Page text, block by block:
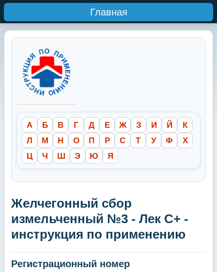
Главная
А Б В Г Д Е Ж З И Й
К
Л
М Н О П Р С Т У Ф
Х
Ц
Ч Ш Э Ю Я
Желчегонный сбор
измельченный №3 - Лек С+ -
инструкция по применению
Регистрационный номер